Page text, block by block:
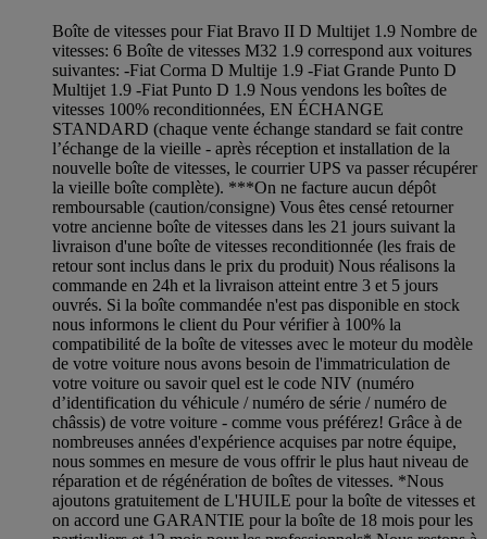
Boîte de vitesses pour Fiat Bravo II D Multijet 1.9 Nombre de
vitesses: 6 Boîte de vitesses M32 1.9 correspond aux voitures
suivantes: -Fiat Corma D Multije 1.9 -Fiat Grande Punto D
Multijet 1.9 -Fiat Punto D 1.9 Nous vendons les boîtes de
vitesses 100% reconditionnées, EN ÉCHANGE
STANDARD (chaque vente échange standard se fait contre
l’échange de la vieille - après réception et installation de la
nouvelle boîte de vitesses, le courrier UPS va passer récupérer
la vieille boîte complète). ***On ne facture aucun dépôt
remboursable (caution/consigne) Vous êtes censé retourner
votre ancienne boîte de vitesses dans les 21 jours suivant la
livraison d'une boîte de vitesses reconditionnée (les frais de
retour sont inclus dans le prix du produit) Nous réalisons la
commande en 24h et la livraison atteint entre 3 et 5 jours
ouvrés. Si la boîte commandée n'est pas disponible en stock
nous informons le client du Pour vérifier à 100% la
compatibilité de la boîte de vitesses avec le moteur du modèle
de votre voiture nous avons besoin de l'immatriculation de
votre voiture ou savoir quel est le code NIV (numéro
d’identification du véhicule / numéro de série / numéro de
châssis) de votre voiture - comme vous préférez! Grâce à de
nombreuses années d'expérience acquises par notre équipe,
nous sommes en mesure de vous offrir le plus haut niveau de
réparation et de régénération de boîtes de vitesses. *Nous
ajoutons gratuitement de L'HUILE pour la boîte de vitesses et
on accord une GARANTIE pour la boîte de 18 mois pour les